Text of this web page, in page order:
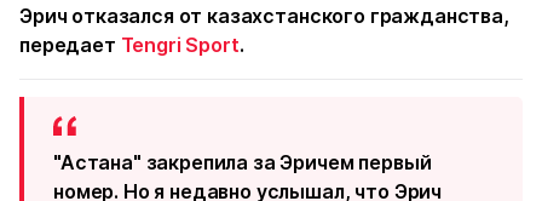
Эрич отказался от казахстанского гражданства,
передает Tengri Sport.
"Астана" закрепила за Эричем первый
номер. Но я недавно услышал, что Эрич